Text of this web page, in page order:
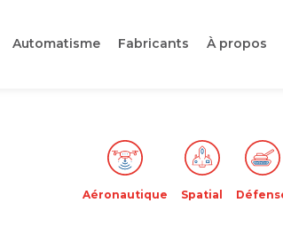
Automatisme Fabricants À propos
Aéronautique Spatial